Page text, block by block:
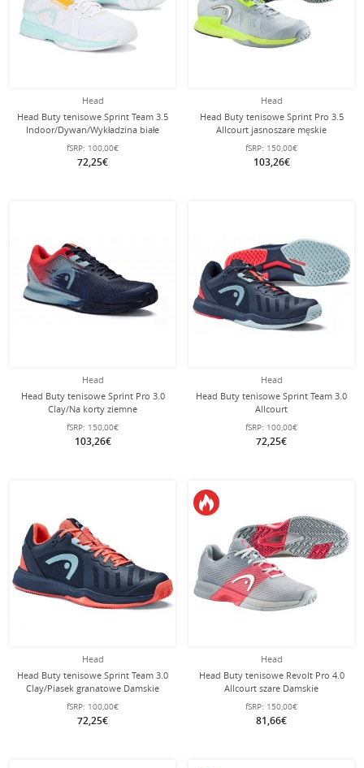
Head
Head Buty tenisowe Sprint Team 3.5
Indoor/Dywan/Wykładzina białe
Damskie
fSRP: 100,00€
72,25€
Head
Head Buty tenisowe Sprint Pro 3.5
Allcourt jasnoszare męskie
fSRP: 150,00€
103,26€
Head
Head Buty tenisowe Sprint Pro 3.0
Clay/Na korty ziemne
ciemnoniebieskie/neonowoczerwone
męskie
fSRP: 150,00€
103,26€
Head
Head Buty tenisowe Sprint Team 3.0
Allcourt
ciemnoniebieskie/neonowoczerwone
męskie
fSRP: 100,00€
72,25€
Head
Head Buty tenisowe Sprint Team 3.0
Clay/Piasek granatowe Damskie
fSRP: 100,00€
72,25€
Head
Head Buty tenisowe Revolt Pro 4.0
Allcourt szare Damskie
fSRP: 150,00€
81,66€